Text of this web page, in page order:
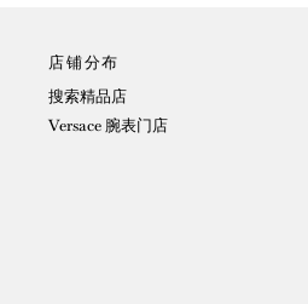
店铺分布
搜索精品店
Versace 腕表门店